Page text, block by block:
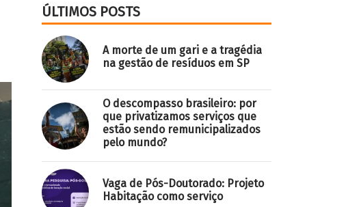
ÚLTIMOS POSTS
A morte de um gari e a tragédia
na gestão de resíduos em SP
O descompasso brasileiro: por
que privatizamos serviços que
estão sendo remunicipalizados
pelo mundo?
Vaga de Pós-Doutorado: Projeto
Habitação como serviço